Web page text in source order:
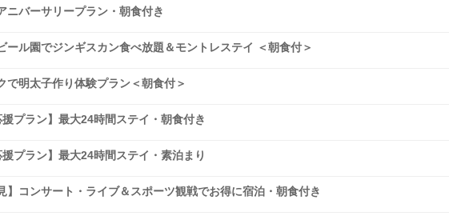
ニバーサリープラン・朝食付き
ール園でジンギスカン食べ放題＆モントレステイ ＜朝食付＞
で明太子作り体験プラン＜朝食付＞
援プラン】最大24時間ステイ・朝食付き
援プラン】最大24時間ステイ・素泊まり
】コンサート・ライブ＆スポーツ観戦でお得に宿泊・朝食付き